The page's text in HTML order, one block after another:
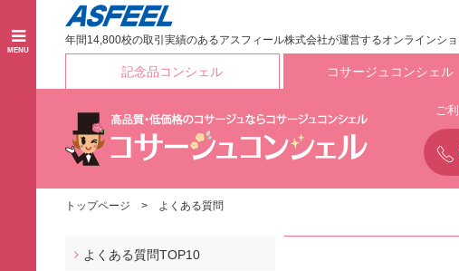
年間14,800校の取引実績のあるアスフィール株式会社が運営するオンラインシ
記念品コンシェル コサージュコンシェル
ご
トップページ よくある質問
よくある質問TOP10
MENU